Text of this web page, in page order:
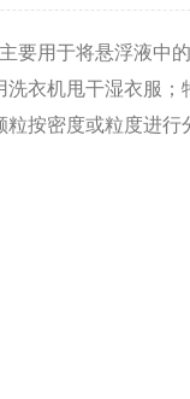
要用于将悬浮液中
衣机甩干湿衣服；
按密度或粒度进行